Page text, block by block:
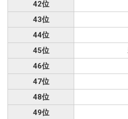
42位
43位
44位
45位
46位
47位
48位
49位